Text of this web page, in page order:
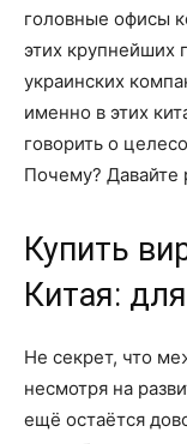
головные офисы
этих крупнейших
украинских
именно в этих
говорить о
Почему? Давайте
Купить
Китая:
Не секрет, что
несмотря на
ещё остаётся